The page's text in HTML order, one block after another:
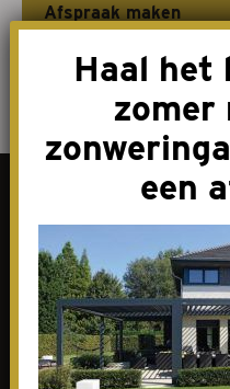
Afspraak maken
Contact
Goes
Livingstoneweg 46
4462 GL Goes
Haal het
zomer
een